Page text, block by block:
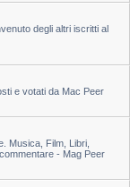
degli altri iscritti al
e votati da Mac Peer
Musica, Film, Libri,
- Mag Peer